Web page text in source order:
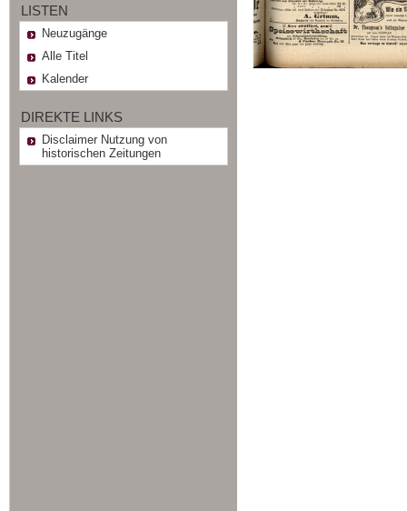
LISTEN
Neuzugänge
Alle Titel
Kalender
DIREKTE LINKS
Disclaimer Nutzung von
historischen Zeitungen